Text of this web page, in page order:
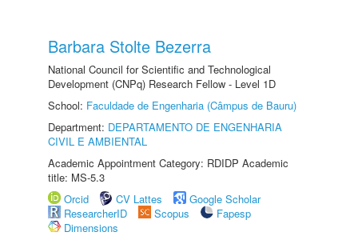
Barbara Stolte Bezerra
National Council for Scientific and Technological
Development (CNPq) Research Fellow - Level 1D
School: Faculdade de Engenharia (Câmpus de Bauru)
Department: DEPARTAMENTO DE ENGENHARIA
CIVIL E AMBIENTAL
Academic Appointment Category: RDIDP Academic
title: MS-5.3
Orcid
CV Lattes
Google Scholar
ResearcherID
Scopus
Fapesp
Dimensions